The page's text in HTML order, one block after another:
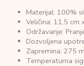
Materijal: 100%
Veličina: 11,5 cm
Održavanje:
Dozvoljena
Zapremina: 275
Temperaturna